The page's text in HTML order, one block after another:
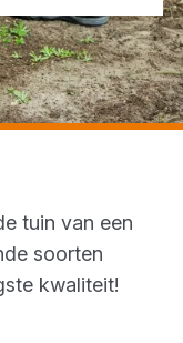
tuin van een
soorten
kwaliteit!